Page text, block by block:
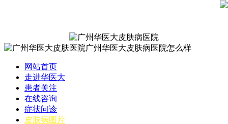
网站首页
走进华医大
患者关注
在线咨询
症状问诊
皮肤病图片